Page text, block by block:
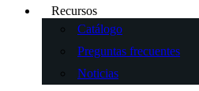
Recursos
Catálogo
Preguntas frecuentes
Noticias